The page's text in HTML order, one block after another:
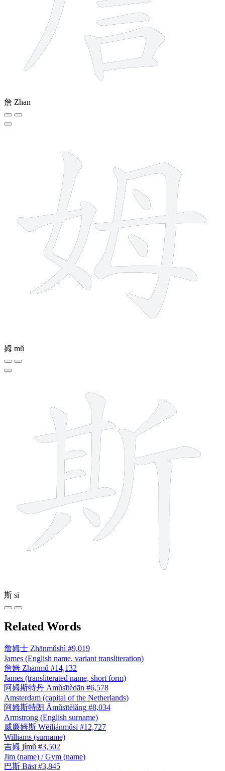
詹 Zhān
姆 mǔ
斯 sī
Related Words
詹姆士 Zhānmǔshì #9,019
James (English name, variant transliteration)
詹姆 Zhānmǔ #14,132
James (transliterated name, short form)
阿姆斯特丹 Āmǔsītèdān #6,578
Amsterdam (capital of the Netherlands)
阿姆斯特朗 Āmǔsītèlǎng #8,034
Armstrong (English surname)
威廉姆斯 Wēiliánmǔsī #12,727
Williams (surname)
吉姆 jímǔ #3,502
Jim (name) / Gym (name)
巴斯 Bāsī #3,845